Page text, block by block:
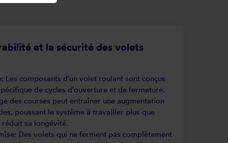
et la sécurité des volets
Les composants d'un volet roulant sont conçus
de cycles d'ouverture et de fermeture.
des courses peut entraîner une augmentation
poussant le système à travailler plus que
réduit sa longévité.
Des volets qui ne ferment pas complètement